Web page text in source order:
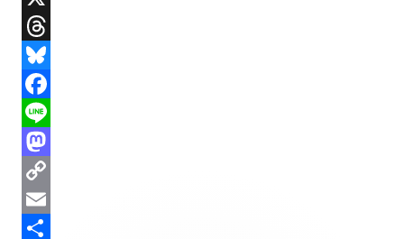
X
T
h
r
e
a
d
s
B
u
e
s
k
F
a
c
e
b
L
n
e
M
a
s
C
o
E